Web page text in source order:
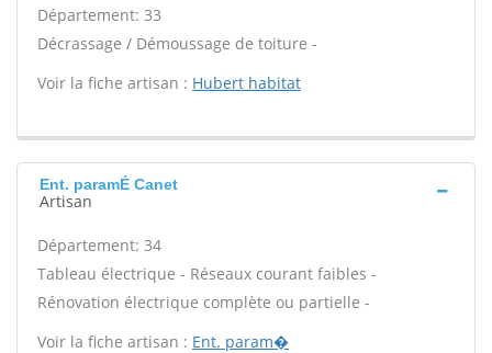
Département: 33
Décrassage / Démoussage de toiture -
Voir la fiche artisan : Hubert habitat
Ent. paramÉ Canet
Artisan
Département: 34
Tableau électrique - Réseaux courant faibles -
Rénovation électrique complète ou partielle -
Voir la fiche artisan : Ent. param�